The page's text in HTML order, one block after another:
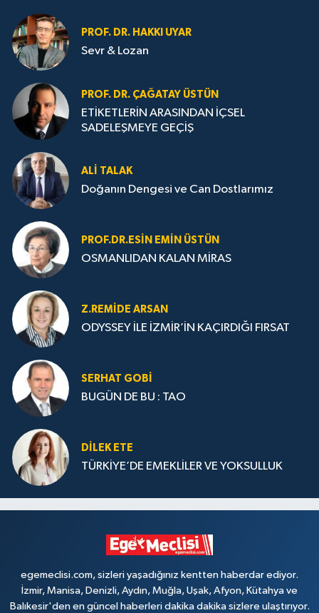
PROF. DR. HAKKI UYAR
Sevr & Lozan
PROF. DR. ÇAĞATAY ÜSTÜN
ETİKETLERİN ARASINDAN İÇSEL
SADELEŞMEYE GEÇİŞ
ALI TALAK
Doğanın Dengesi ve Can Dostlarımız
PROF.DR.ESIN EMIN ÜSTÜN
OSMANLIDAN KALAN MİRAS
Z.REMIDE ARSAN
ODYSSEY İLE İZMİR’İN KAÇIRDIĞI FIRSAT
SERHAT GOBİ
BUGÜN DE BU : TAO
DILEK ETE
TÜRKİYE’DE EMEKLİLER VE YOKSULLUK
egemeclisi.com, sizleri yaşadığınız kentten haberdar ediyor.
İzmir, Manisa, Denizli, Aydın, Muğla, Uşak, Afyon, Kütahya ve
Balıkesir'den en güncel haberleri dakika dakika sizlere ulaştırıyor.